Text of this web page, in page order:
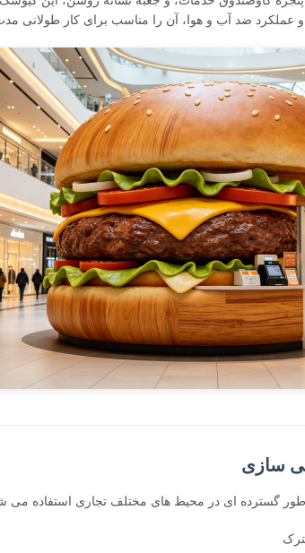
عملکرد ضد آب و هوا، آن را مناسب برای کار طولانی
سازی
گسترده ای در محیط های مختلف تجاری استفاده می